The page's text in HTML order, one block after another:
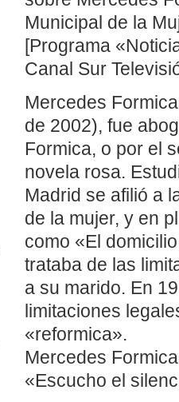
Municipal de la
[Programa
Canal Sur
Mercedes
de 2002), fue
Formica, o por el
novela rosa.
Madrid se afilió a
de la mujer, y en
como «El
trataba de las
a su marido. En
limitaciones
«reformica».
Mercedes
«Escucho el